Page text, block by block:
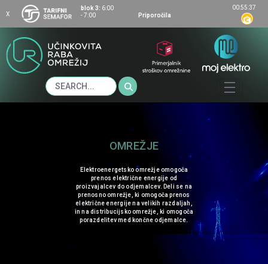
X
blok 3: 6:00
- 7:00
Priporočila
00:55:37
OMREŽJE
Elektroenergetsko omrežje omogoča
prenos električne energije od
proizvajalcev do odjemalcev. Deli se na
prenosno omrežje, ki omogoča prenos
električne energije na velikih razdaljah,
in na distribucijsko omrežje, ki omogoča
porazdelitev med končne odjemalce.